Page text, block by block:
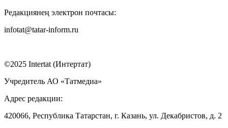
Редакциянең электрон почтасы:
infotat@tatar-inform.ru
©2025 Intertat (Интертат)
Учредитель АО «Татмедиа»
Адрес редакции:
420066, Республика Татарстан, г. Казань, ул. Декабристов, д. 2